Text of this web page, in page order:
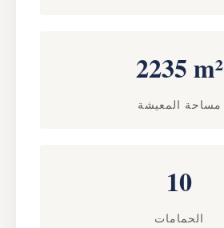
2235 m²
مساحة المعيشة
10
الحمامات